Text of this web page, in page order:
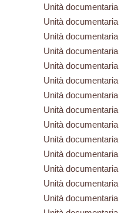
Unità documentaria
Unità documentaria
Unità documentaria
Unità documentaria
Unità documentaria
Unità documentaria
Unità documentaria
Unità documentaria
Unità documentaria
Unità documentaria
Unità documentaria
Unità documentaria
Unità documentaria
Unità documentaria